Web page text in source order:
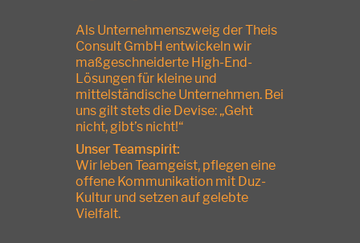
Als Unternehmenszweig der Theis
Consult GmbH entwickeln wir
maßgeschneiderte High-End-
Lösungen für kleine und
mittelständische Unternehmen. Bei
uns gilt stets die Devise: „Geht
nicht, gibt’s nicht!“
Unser Teamspirit:
Wir leben Teamgeist, pflegen eine
offene Kommunikation mit Duz-
Kultur und setzen auf gelebte
Vielfalt.